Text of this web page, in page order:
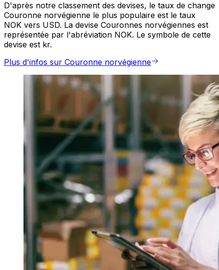
D'après notre classement des devises, le taux de change
Couronne norvégienne le plus populaire est le taux
NOK vers USD. La devise Couronnes norvégiennes est
représentée par l'abréviation NOK. Le symbole de cette
devise est kr.
Plus d'infos sur Couronne norvégienne